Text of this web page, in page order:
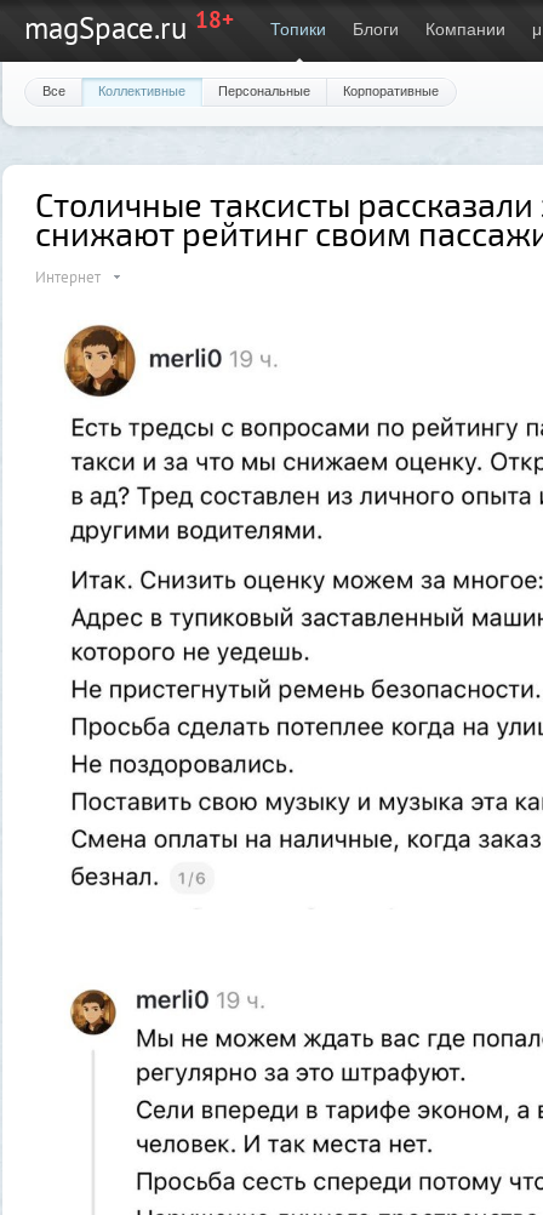
magSpace.ru 18+ Топики Блоги Компании μ
Все Коллективные Персональные Корпоративные
Столичные таксисты рассказали
снижают рейтинг своим
Интернет